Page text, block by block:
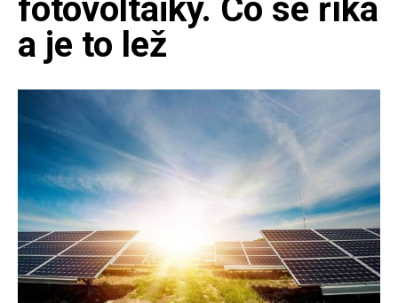
fotovoltaiky. Co se říká
a je to lež